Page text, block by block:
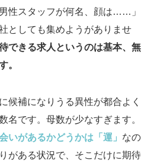
性スタッフが何名、顔は……」
としても集めようがありませ
できる求人というのは基本、無
。
候補になりうる異性が都合よく
名です。母数が少なすぎます。
いがあるかどうかは「運」 なの
がある状況で、そこだけに期待